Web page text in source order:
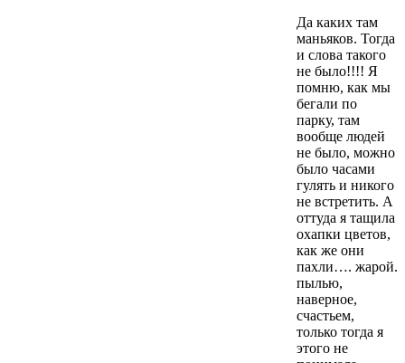
Да каких там
маньяков. Тогда
и слова такого
не было!!!! Я
помню, как мы
бегали по
парку, там
вообще людей
не было, можно
было часами
гулять и никого
не встретить. А
оттуда я тащила
охапки цветов,
как же они
пахли…. жарой.
пылью,
наверное,
счастьем,
только тогда я
этого не